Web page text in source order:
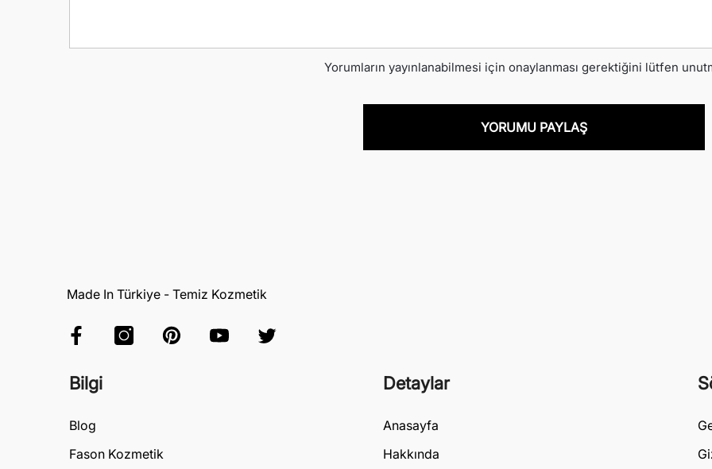
Yorumların yayınlanabilmesi için onaylanması gerektiğini lütfen
Made In Türkiye - Temiz Kozmetik
Bilgi
Blog
Fason Kozmetik
Detaylar
Anasayfa
Hakkında